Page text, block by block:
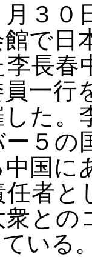
３０
で日
長春
一行
た。
５の
国に
任者
との
いる